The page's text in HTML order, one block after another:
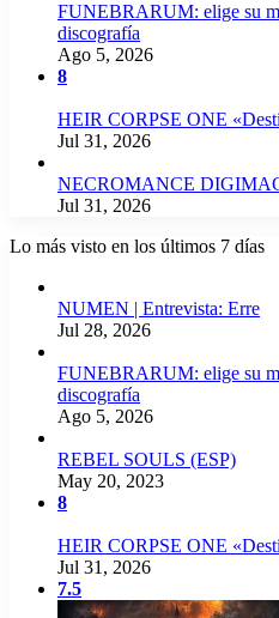
FUNEBRARUM: elige su
discografía
Ago 5, 2026
8
HEIR CORPSE ONE
Jul 31, 2026
NECROMANCE
Jul 31, 2026
Lo más visto en los últimos 7 días
NUMEN | Entrevista: Erre
Jul 28, 2026
FUNEBRARUM: elige su
discografía
Ago 5, 2026
REBEL SOULS (ESP)
May 20, 2023
8
HEIR CORPSE ONE
Jul 31, 2026
7.5